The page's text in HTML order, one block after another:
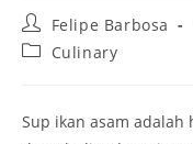
Post
author:
Felipe Barbosa
PostCulinary
Sup ikan asam